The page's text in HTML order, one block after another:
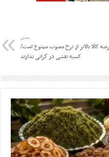
بعدی
کالا بالاتر از نرخ مصوب ممنوع است/
کسبه نقشی در گرانی ندارند